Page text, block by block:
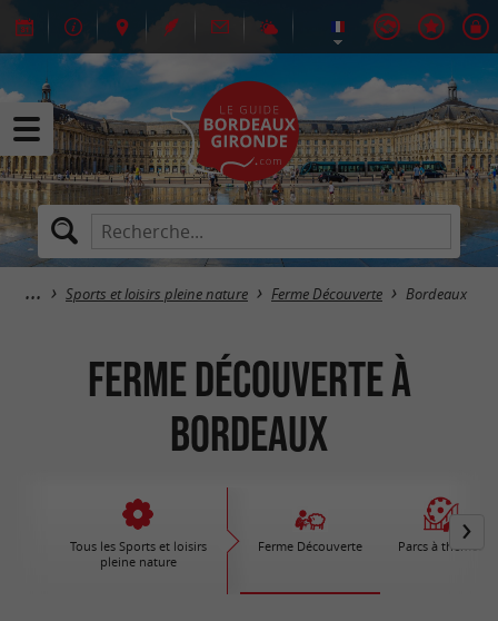
Sports et loisirs pleine nature Ferme Découverte Bordeaux
Ferme Découverte à
Bordeaux
Tous les Sports et loisirs
pleine nature
Ferme Découverte Parcs à thèmes